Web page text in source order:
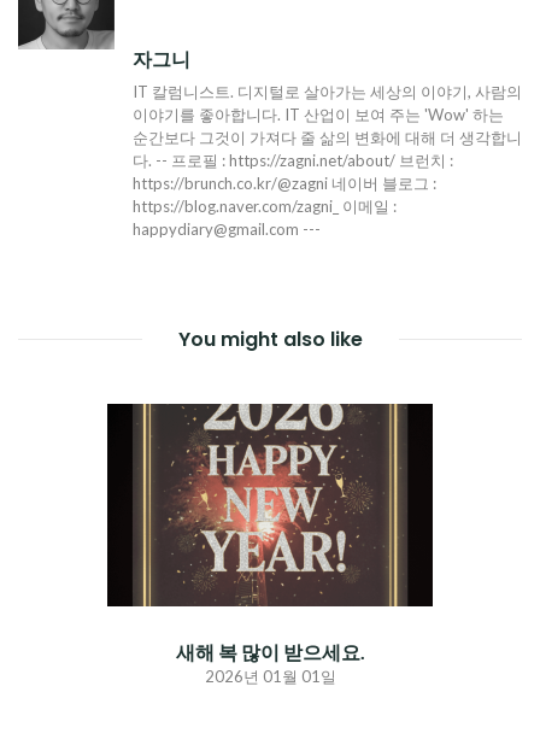
자그니
IT 칼럼니스트. 디지털로 살아가는 세상의 이야기, 사람의
이야기를 좋아합니다. IT 산업이 보여 주는 'Wow' 하는
순간보다 그것이 가져다 줄 삶의 변화에 대해 더 생각합니
다. -- 프로필 : https://zagni.net/about/ 브런치 :
https://brunch.co.kr/@zagni 네이버 블로그 :
https://blog.naver.com/zagni_ 이메일 :
happydiary@gmail.com ---
You might also like
새해 복 많이 받으세요.
2026년 01월 01일